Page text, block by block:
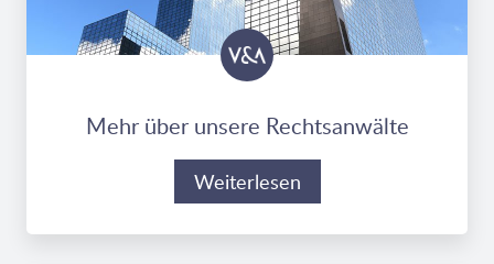
Mehr über unsere Rechtsanwälte
Weiterlesen